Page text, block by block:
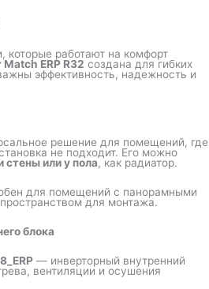
которые работают на комфорт
ERP R32 создана для гибких
эффективность, надежность и
решение для помещений, где
не подходит. Его можно
стены или у пола, как радиатор.
для помещений с панорамными
для монтажа.
блока
— инверторный внутренний
вентиляции и осушения